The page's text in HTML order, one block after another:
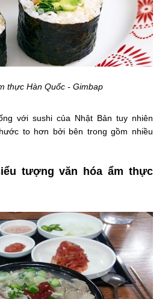
thực Hàn Quốc - Gimbap
với sushi của Nhật Bản tuy nhiên
to hơn bởi bên trong gồm nhiều
tượng văn hóa ẩm thực